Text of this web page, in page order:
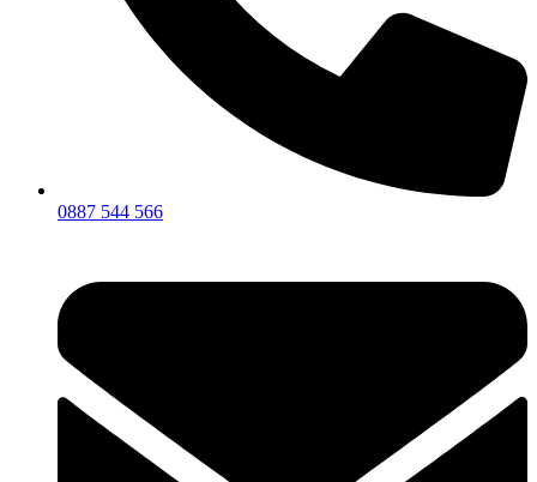
0887 544 566